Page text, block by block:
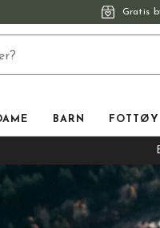
Gratis
BARN FOTTØY